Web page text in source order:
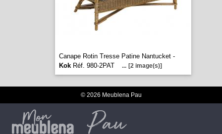
Canape Rotin Tresse Patine Nantucket -
KokRéf. 980-2PAT ... [2 image(s)]
© 2026 Meublena Pau